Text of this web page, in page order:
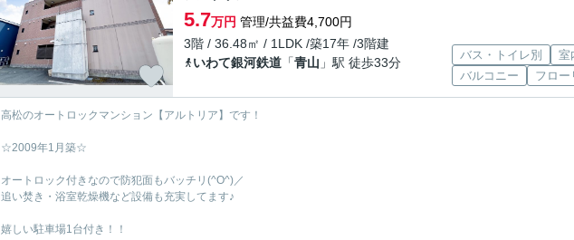
5.7万円 管理/共益費4,700円
3階 / 36.48㎡ / 1LDK /築17年 /3階建
いわて銀河鉄道 「青山 」駅 徒歩33分
バス・トイレ別 室
バルコニー
フロー
高松のオートロックマンション【アルトリア】です！
☆2009年1月築☆
オートロック付きなので防犯面もバッチリ(^O^)／
追い焚き・浴室乾燥機など設備も充実してます♪
嬉しい駐車場1台付き！！